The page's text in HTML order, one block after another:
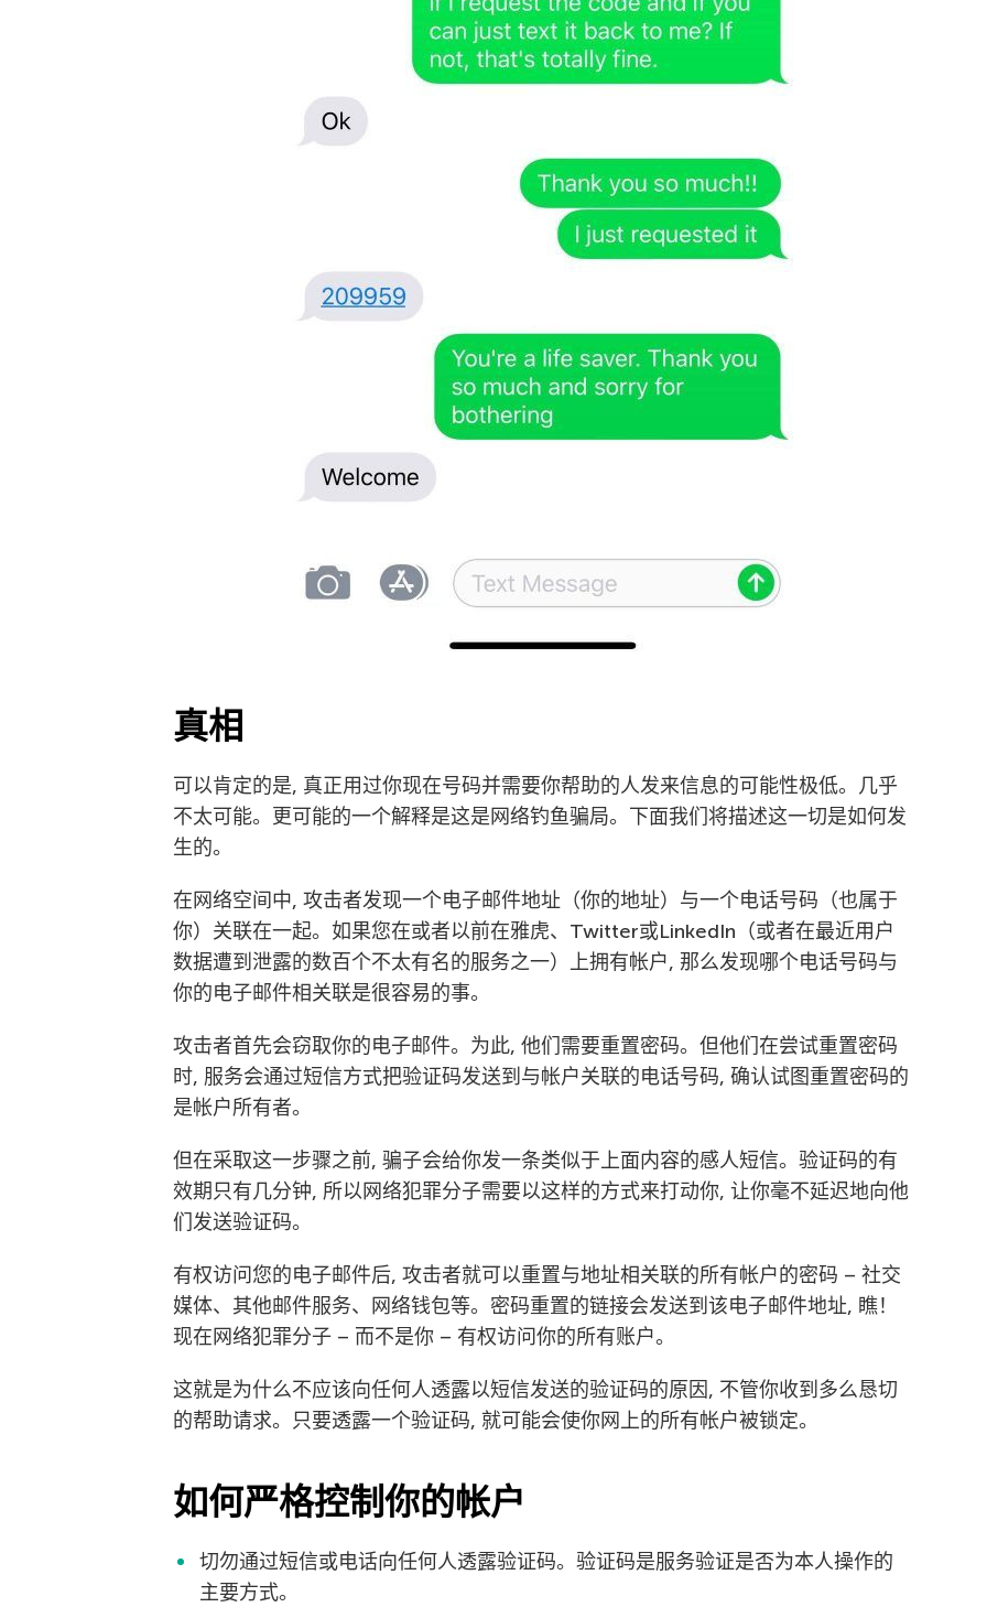
真相
可以肯定的是, 真正用过你现在号码并需要你帮助的人发来信息的可能性极低。几乎
不太可能。更可能的一个解释是这是网络钓鱼骗局。下面我们将描述这一切是如何发
生的。
在网络空间中, 攻击者发现一个电子邮件地址（你的地址）与一个电话号码（也属于
你）关联在一起。如果您在或者以前在雅虎、Twitter或LinkedIn（或者在最近用户
数据遭到泄露的数百个不太有名的服务之一）上拥有帐户, 那么发现哪个电话号码与
你的电子邮件相关联是很容易的事。
攻击者首先会窃取你的电子邮件。为此, 他们需要重置密码。但他们在尝试重置密码
时, 服务会通过短信方式把验证码发送到与帐户关联的电话号码, 确认试图重置密码的
是帐户所有者。
但在采取这一步骤之前, 骗子会给你发一条类似于上面内容的感人短信。验证码的有
效期只有几分钟, 所以网络犯罪分子需要以这样的方式来打动你, 让你毫不延迟地向他
们发送验证码。
有权访问您的电子邮件后, 攻击者就可以重置与地址相关联的所有帐户的密码 – 社交
媒体、其他邮件服务、网络钱包等。密码重置的链接会发送到该电子邮件地址, 瞧！
现在网络犯罪分子 – 而不是你 – 有权访问你的所有账户。
这就是为什么不应该向任何人透露以短信发送的验证码的原因, 不管你收到多么恳切
的帮助请求。只要透露一个验证码, 就可能会使你网上的所有帐户被锁定。
如何严格控制你的帐户
切勿通过短信或电话向任何人透露验证码。验证码是服务验证是否为本人操作的
主要方式。